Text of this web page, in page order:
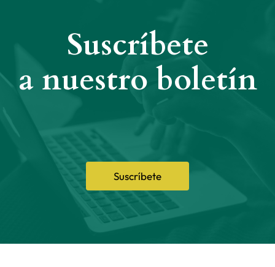
Suscríbete
Suscríbete
a nuestro boletín